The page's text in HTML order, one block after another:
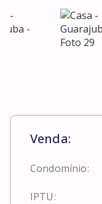
Venda:
Condomínio:
IPTU: